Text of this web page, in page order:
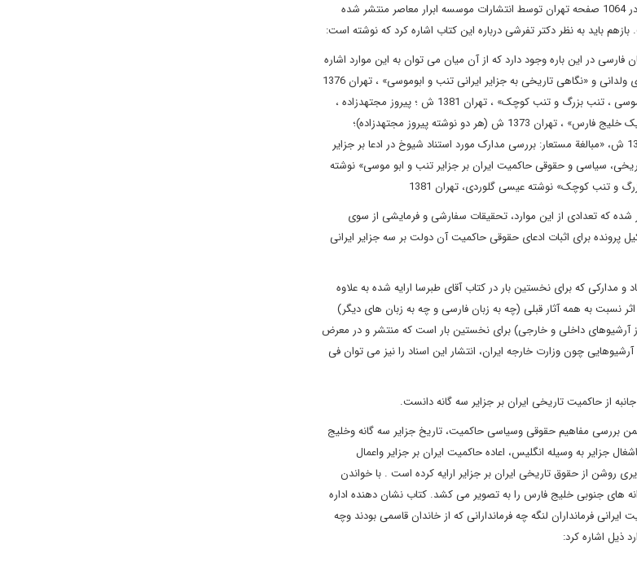
مهم نقی طبرسا کتاب "جزایر سه گانه ایرانی در خلیج فارس، پژوهشی تاریخی حقوقی"که در 1064 صفحه تهران توسط انتشارات موسسه ابرار معاصر منتشر شده
باید به نظر دکتر تفرشی درباره این کتاب اشاره کرد که نوشته است:
در این باره وجود دارد که از آن میان می توان به این موارد اشاره
کرد: «مبانی حقوق حاکمیت ایران بر جزایر تنب و ابوموسی »، تهران 1380 ش اصغر جعفری ولدانی و «نگاهی تاریخی به جزایر ایرانی تنب و ابوموسی» ، تهران 1376
ش ؛ (هر دو نوشته اصغر جعفری ولدانی)، «جغرافیای جزایر ایرانی خلیج فارس : جزایر ابوموسی ، تنب بزرگ و تنب کوچک» ، تهران 1381 ش ؛ پیروز مجتهدزاده ،
«تاریخ و جغرافیای سیاسی جزایر تنب و ابوموسی » و «کشورها و مرزها در منطقة ژئوپلیتیک خلیج فارس» ، تهران 1373 ش (هر دو نوشته پیروز مجتهدزاده)؛
«وضعیت حقوقی جزایر ابوموسی ، تنب بزرگ و کوچک »، نوشته جمشید ممتاز، تهران 1376 ش، «مبالغة مستعار: بررسی مدارک مورد استناد شیوخ در ادعا بر جزایر
نوشته محمدعلی موحد، تهران 1380 ش، «مبانی تاریخی، سیاسی و حقوقی حاکمیت ایران بر جزایر تنب و ابو موسی» نوشته
که تعدادی از این موارد، تحقیقات سفارشی و فرمایشی از سوی
برای اثبات ادعای حقوقی حاکمیت آن دولت بر سه جزایر ایرانی
که برای نخستین بار در کتاب آقای طبرسا ارایه شده به علاوه
نسبت به همه آثار قبلی (چه به زبان فارسی و چه به زبان های دیگر)
نقشه های این کتاب (بیش از هفتاد برگ سند و 15 قطعه نقشه از آرشیوهای داخلی و خارجی) برای نخستین بار است که منتشر و در معرض
چون وزارت خارجه ایران، انتشار این اسناد را نیز می توان فی
از حاکمیت تاریخی ایران بر جزایر سه گانه دانست.
بررسی مفاهیم حقوقی وسیاسی حاکمیت، تاریخ جزایر سه گانه وخلیج
جزایر به وسیله انگلیس، اعاده حاکمیت ایران بر جزایر واعمال
است. کتاب تصویری روشن از حقوق تاریخی ایران بر جزایر ارایه کرده است . با خواندن
های جنوبی خلیج فارس را به تصویر می کشد. کتاب نشان دهنده اداره
فرمانداران لنگه چه فرماندارانی که از خاندان قاسمی بودند وچه
ذیل اشاره کرد: